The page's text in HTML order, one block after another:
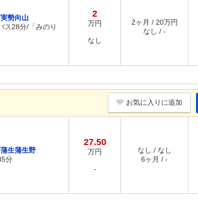
勢向山
ス28分/「みのり
2
万円
なし
2ヶ月 / 20万円
なし / -
お気に入りに追加
生蒲生野
分
27.50
万円
-
なし / なし
6ヶ月 / -